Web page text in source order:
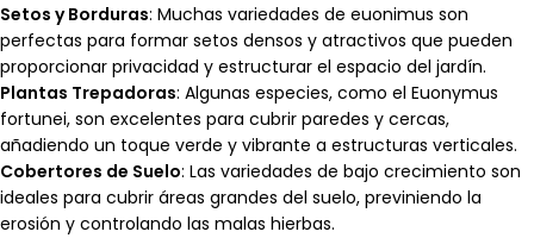
Setos y Borduras: Muchas variedades de euonimus son
perfectas para formar setos densos y atractivos que pueden
proporcionar privacidad y estructurar el espacio del jardín.
Plantas Trepadoras: Algunas especies, como el Euonymus
fortunei, son excelentes para cubrir paredes y cercas,
añadiendo un toque verde y vibrante a estructuras verticales.
Cobertores de Suelo: Las variedades de bajo crecimiento son
ideales para cubrir áreas grandes del suelo, previniendo la
erosión y controlando las malas hierbas.